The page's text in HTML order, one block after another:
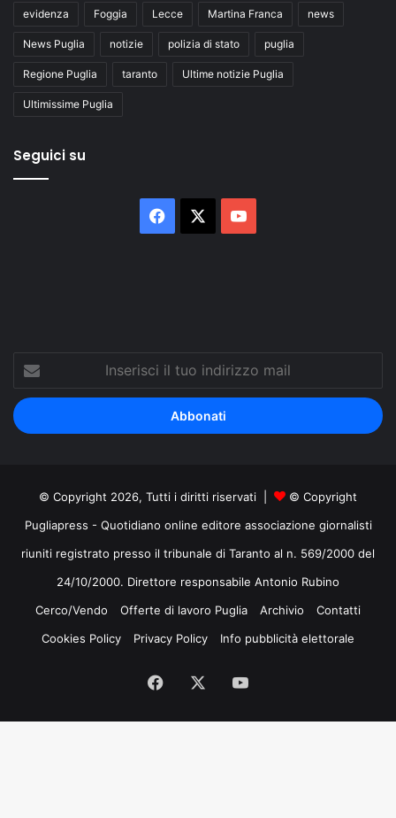
evidenza Foggia Lecce Martina Franca news
News Puglia notizie polizia di stato puglia
Regione Puglia taranto Ultime notizie Puglia
Ultimissime Puglia
Seguici su
Facebook
Inserisci
tuo
indirizzo
mail
© Copyright 2026, Tutti i diritti riservati |
© Copyright
Pugliapress - Quotidiano online editore associazione giornalisti
riuniti registrato presso il tribunale di Taranto al n. 569/2000 del
24/10/2000. Direttore responsabile Antonio Rubino
Cerco/Vendo
Offerte di lavoro Puglia Archivio
Contatti
Cookies Policy
Privacy Policy Info pubblicità elettorale
Facebook
Tube